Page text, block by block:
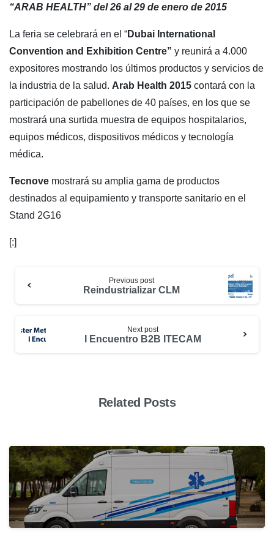
“ARAB HEALTH” del 26 al 29 de enero de 2015
La feria se celebrará en el “Dubai International
Convention and Exhibition Centre” y reunirá a 4.000
expositores mostrando los últimos productos y servicios de
la industria de la salud. Arab Health 2015 contará con la
participación de pabellones de 40 países, en los que se
mostrará una surtida muestra de equipos hospitalarios,
equipos médicos, dispositivos médicos y tecnología
médica.
Tecnove mostrará su amplia gama de productos
destinados al equipamiento y transporte sanitario en el
Stand 2G16
[:]
Previous post
Reindustrializar CLM
Next post
I Encuentro B2B ITECAM
Related Posts